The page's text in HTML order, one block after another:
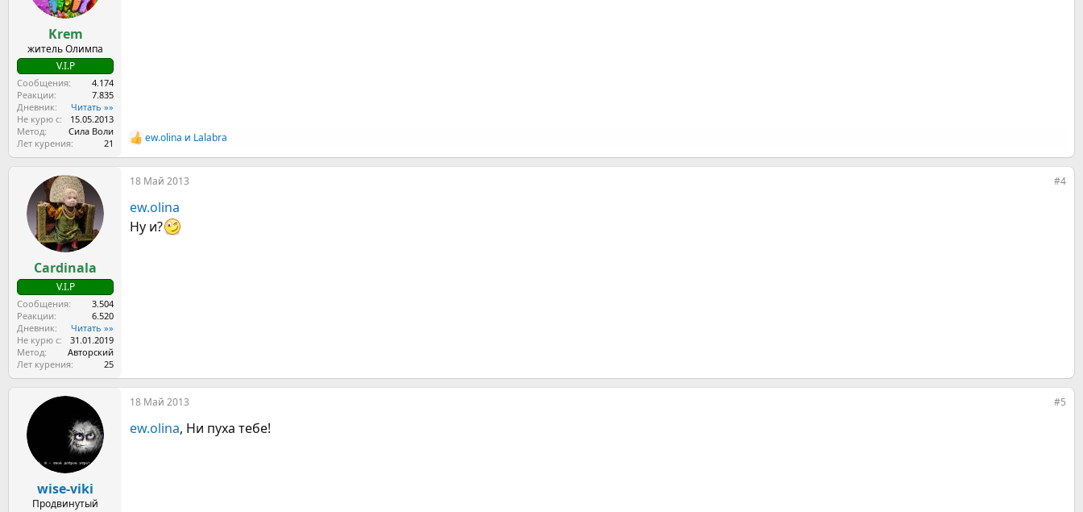
Krem
житель Олимпа
V.I.P
Сообщения
4.174
Реакции
7.835
Дневник
Читать »»
Не курю с
15.05.2013
Метод
Сила Воли
Лет курения
21
Р
е
а
к
и
и
:
ew.olina и Lalabra
Cardinala
V.I.P
Сообщения
3.504
Реакции
6.520
Дневник
Читать »»
Не курю с
31.01.2019
Метод
Авторский
Лет курения
25
18 Май 2013 #4
ew.olina
Ну и?
wise-viki
Продвинутый
18 Май 2013 #5
ew.olina, Ни пуха тебе!